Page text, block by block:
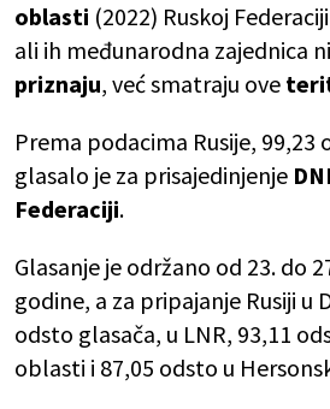
oblasti (2022) Ruskoj
ali ih međunarodna zajednica
priznaju, već smatraju ove
Prema podacima Rusije, 99,23
glasalo je za prisajedinjenje
Federaciji.
Glasanje je održano od 23. do
godine, a za pripajanje Rusiji u
odsto glasača, u LNR, 93,11
oblasti i 87,05 odsto u